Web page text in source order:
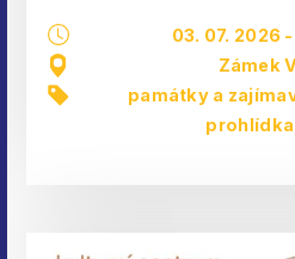
03. 07. 2026 -
Zámek
památky a